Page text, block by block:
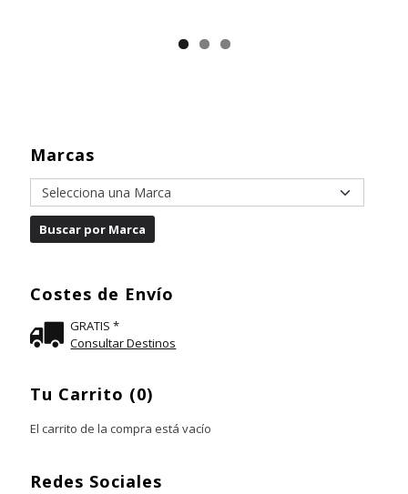
Marcas
Costes de Envío
GRATIS *
Consultar Destinos
Tu Carrito (0)
El carrito de la compra está vacío
Redes Sociales